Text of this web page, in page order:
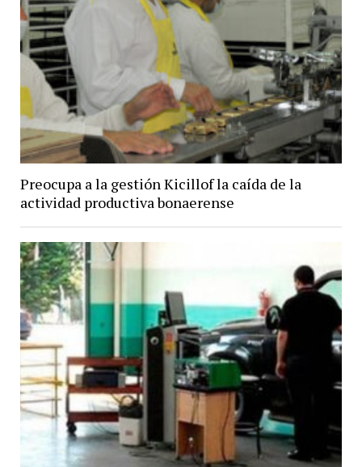
Preocupa a la gestión Kicillof la caída de la
actividad productiva bonaerense